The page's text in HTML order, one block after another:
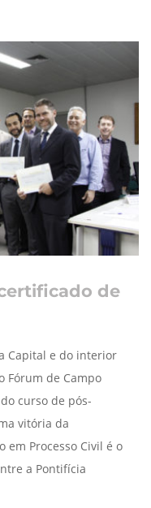
de
Capital e do interior
Fórum de Campo
curso de pós-
vitória da
em Processo Civil é o
a Pontifícia